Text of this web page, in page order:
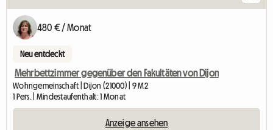
480 € / Monat
Neu entdeckt
Mehrbettzimmer gegenüber den Fakultäten von Dijon
Wohngemeinschaft | Dijon (21000) | 9 M2
1 Pers. | Mindestaufenthalt: 1 Monat
Anzeige ansehen